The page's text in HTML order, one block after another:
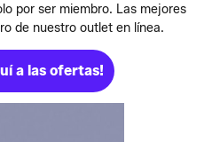
por ser miembro. Las mejores
de nuestro outlet en línea.
a las ofertas!